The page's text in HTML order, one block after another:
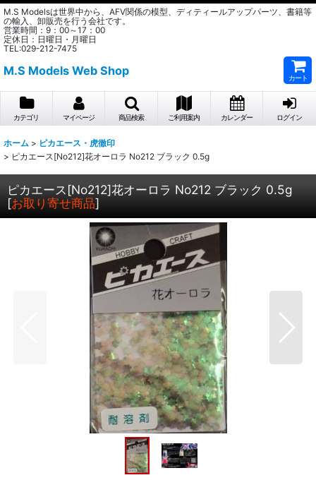
M.S Modelsは世界中から、AFV関係の模型、ディティールアップパーツ、書籍等
の輸入、卸販売を行う会社です。
営業時間：9：00～17：00
定休日：日曜日・月曜日
TEL:029-212-7475
M.S Models Web Shop
カート
カテゴリ マイページ 商品検索 ご利用案内 カレンダー ログイン
ホーム > ピカエース・虎徹印
> ピカエース[No212]花オーロラ No212 ブラック 0.5g
ピカエース[No212]花オーロラ No212 ブラック 0.5g
[お取り寄せ商品]